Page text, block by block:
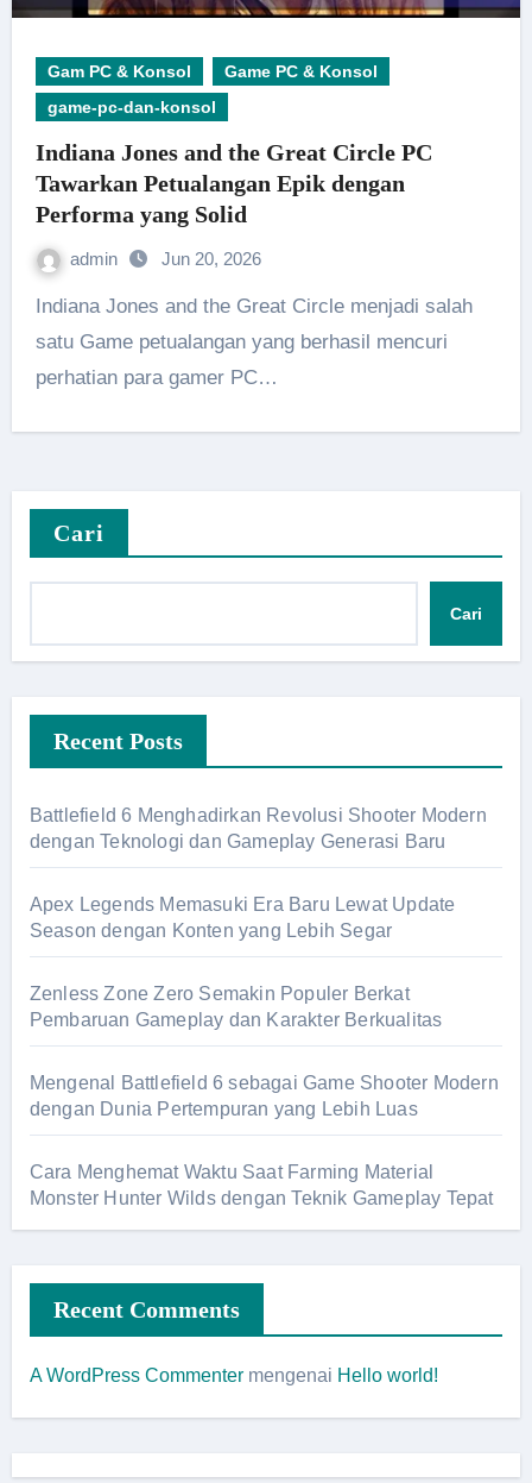
Gam PC & Konsol
Game PC & Konsol
game-pc-dan-konsol
Indiana Jones and the Great Circle PC
Tawarkan Petualangan Epik dengan
Performa yang Solid
admin Jun 20, 2026
Indiana Jones and the Great Circle menjadi salah
satu Game petualangan yang berhasil mencuri
perhatian para gamer PC…
Cari
Cari
Recent Posts
Battlefield 6 Menghadirkan Revolusi Shooter Modern
dengan Teknologi dan Gameplay Generasi Baru
Apex Legends Memasuki Era Baru Lewat Update
Season dengan Konten yang Lebih Segar
Zenless Zone Zero Semakin Populer Berkat
Pembaruan Gameplay dan Karakter Berkualitas
Mengenal Battlefield 6 sebagai Game Shooter Modern
dengan Dunia Pertempuran yang Lebih Luas
Cara Menghemat Waktu Saat Farming Material
Monster Hunter Wilds dengan Teknik Gameplay Tepat
Recent Comments
A WordPress Commentermengenai Hello world!